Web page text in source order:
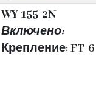
WY 155-2N
Включено:
Крепление: FT-6